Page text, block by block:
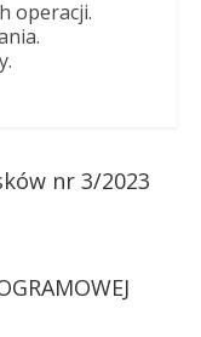
operacji.
nr 3/2023